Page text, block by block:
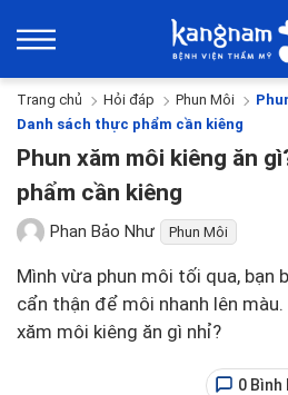
Trang chủ Hỏi đáp Phun Môi
Danh sách thực phẩm cần kiêng
Phun xăm môi kiêng ăn
phẩm cần kiêng
Phan Bảo Như Phun Môi
Mình vừa phun môi tối qua, bạn
cẩn thận để môi nhanh lên
xăm môi kiêng ăn gì nhỉ?
0 Bình